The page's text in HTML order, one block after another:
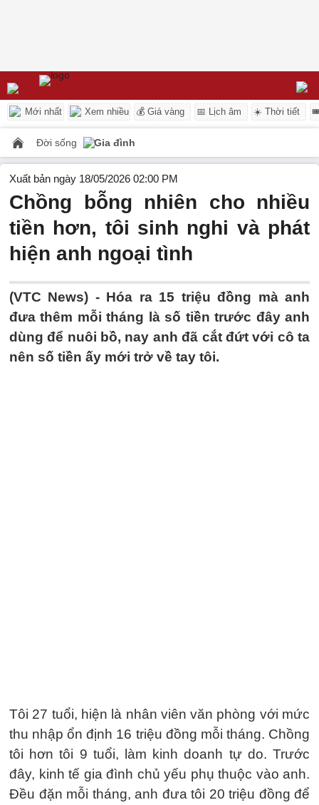
Mới nhất Xem nhiều 💰 Giá vàng 📅 Lịch âm ☀️ Thời tiết
Đời sống Gia đình
Xuất bản ngày 18/05/2026 02:00 PM
Chồng bỗng nhiên cho nhiều
tiền hơn, tôi sinh nghi và phát
hiện anh ngoại tình
(VTC News) - Hóa ra 15 triệu đồng mà anh
đưa thêm mỗi tháng là số tiền trước đây anh
dùng để nuôi bồ, nay anh đã cắt đứt với cô ta
nên số tiền ấy mới trở về tay tôi.
Tôi 27 tuổi, hiện là nhân viên văn phòng với mức
thu nhập ổn định 16 triệu đồng mỗi tháng. Chồng
tôi hơn tôi 9 tuổi, làm kinh doanh tự do. Trước
đây, kinh tế gia đình chủ yếu phụ thuộc vào anh.
Đều đặn mỗi tháng, anh đưa tôi 20 triệu đồng để